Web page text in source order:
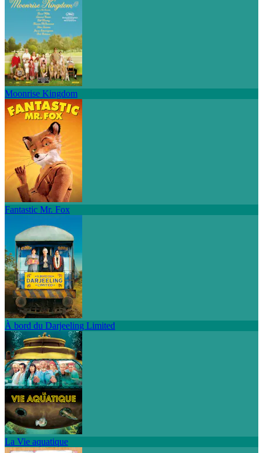
Moonrise Kingdom
Fantastic Mr. Fox
À bord du Darjeeling Limited
La Vie aquatique